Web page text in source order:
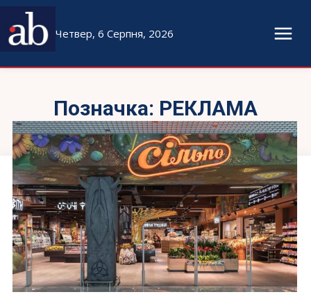
Четвер, 6 Серпня, 2026
Позначка: РЕКЛАМА